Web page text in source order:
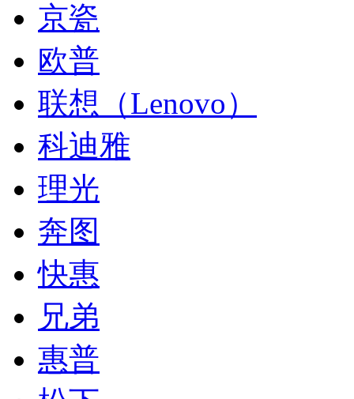
京瓷
欧普
联想（Lenovo）
科迪雅
理光
奔图
快惠
兄弟
惠普